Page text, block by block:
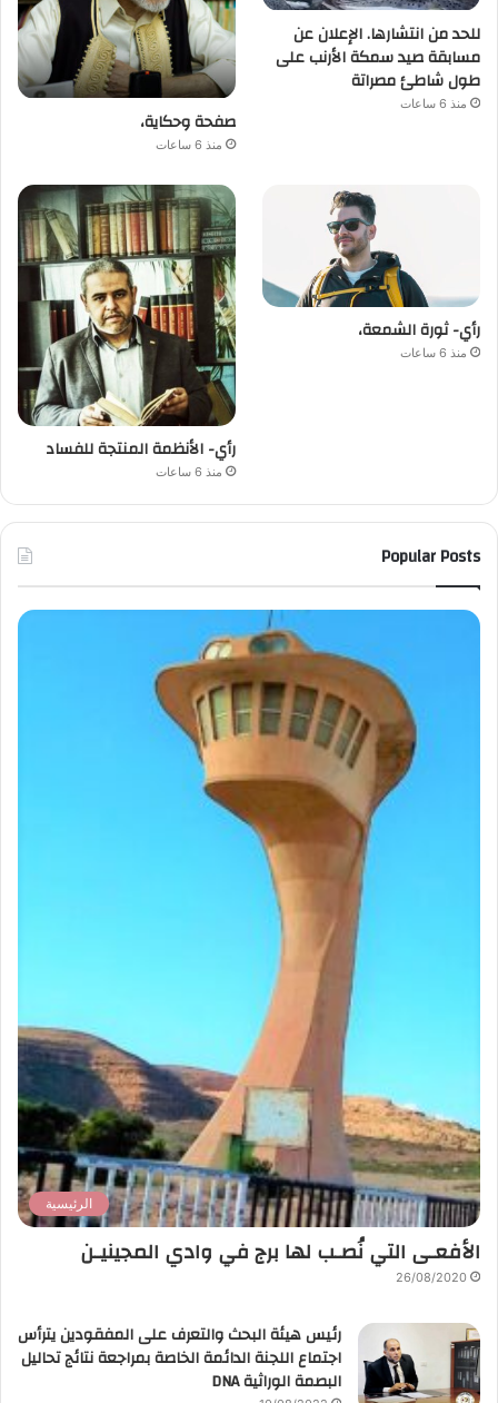
للحد من انتشارها. الإعلان عن
مسابقة صيد سمكة الأرنب على
طول شاطئ مصراتة
منذ 6 ساعات
صفحة وحكاية،
منذ 6 ساعات
رأي- ثورة الشمعة،
منذ 6 ساعات
رأي- الأنظمة المنتجة للفساد
منذ 6 ساعات
Popular Posts
الرئيسية
الأفعـى التي نُصـب لها برج في وادي المجينيـن
26/08/2020
رئيس هيئة البحث والتعرف على المفقودين يترأس
اجتماع اللجنة الدائمة الخاصة بمراجعة نتائج تحاليل
البصمة الوراثية DNA